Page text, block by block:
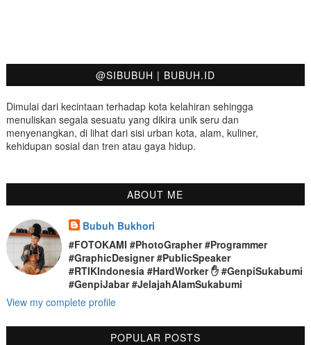
@SIBUBUH | BUBUH.ID
Dimulai dari kecintaan terhadap kota kelahiran sehingga
menuliskan segala sesuatu yang dikira unik seru dan
menyenangkan, di lihat dari sisi urban kota, alam, kuliner,
kehidupan sosial dan tren atau gaya hidup.
ABOUT ME
Bubuh Bukhori
#FOTOKAMI #PhotoGrapher #Programmer
#GraphicDesigner #PublicSpeaker
#RTIKIndonesia #HardWorker ✋ #GenpiSukabumi
#GenpiJabar #JelajahAlamSukabumi
View my complete profile
POPULAR POSTS